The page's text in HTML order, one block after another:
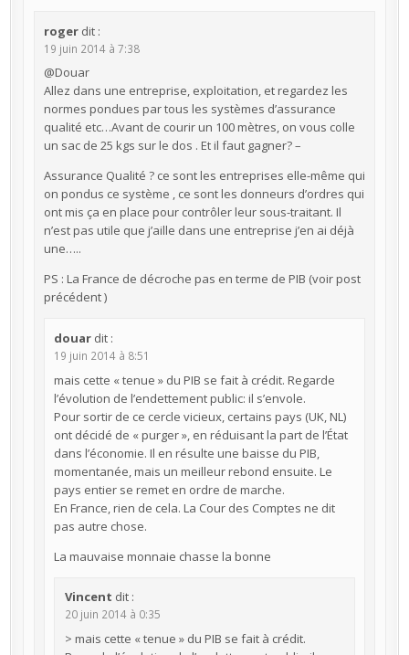
roger dit :
19 juin 2014 à 7:38
@Douar
Allez dans une entreprise, exploitation, et regardez les
normes pondues par tous les systèmes d’assurance
qualité etc…Avant de courir un 100 mètres, on vous colle
un sac de 25 kgs sur le dos . Et il faut gagner? –
Assurance Qualité ? ce sont les entreprises elle-même qui
on pondus ce système , ce sont les donneurs d’ordres qui
ont mis ça en place pour contrôler leur sous-traitant. Il
n’est pas utile que j’aille dans une entreprise j’en ai déjà
une…..
PS : La France de décroche pas en terme de PIB (voir post
précédent )
douar dit :
19 juin 2014 à 8:51
mais cette « tenue » du PIB se fait à crédit. Regarde
l’évolution de l’endettement public: il s’envole.
Pour sortir de ce cercle vicieux, certains pays (UK, NL)
ont décidé de « purger », en réduisant la part de l’État
dans l’économie. Il en résulte une baisse du PIB,
momentanée, mais un meilleur rebond ensuite. Le
pays entier se remet en ordre de marche.
En France, rien de cela. La Cour des Comptes ne dit
pas autre chose.
La mauvaise monnaie chasse la bonne
Vincent dit :
20 juin 2014 à 0:35
> mais cette « tenue » du PIB se fait à crédit.